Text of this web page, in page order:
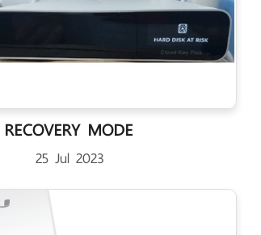
RECOVERY MODE
25 Jul 2023